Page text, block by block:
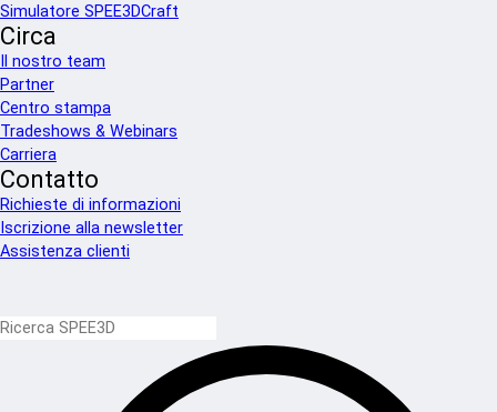
Simulatore SPEE3DCraft
Circa
Il nostro team
Partner
Centro stampa
Tradeshows & Webinars
Carriera
Contatto
Richieste di informazioni
Iscrizione alla newsletter
Assistenza clienti